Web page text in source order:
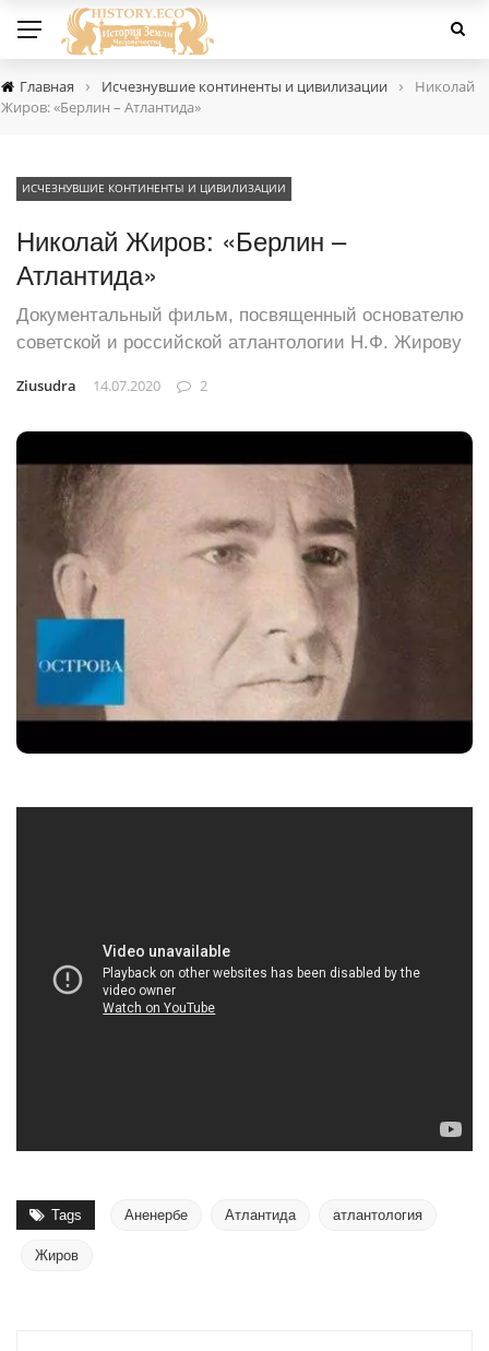
Главная › Исчезнувшие континенты и цивилизации ›
Николай
Жиров: «Берлин – Атлантида»
ИСЧЕЗНУВШИЕ КОНТИНЕНТЫ И ЦИВИЛИЗАЦИИ
Николай Жиров: «Берлин –
Атлантида»
Документальный фильм, посвященный основателю
советской и российской атлантологии Н.Ф. Жирову
Ziusudra 14.07.2020 2
Tags Аненербе Атлантида атлантология
Жиров